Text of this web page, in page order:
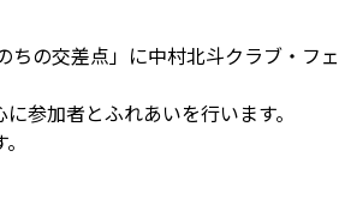
の交差点」に中村北斗クラブ・フェ
参加者とふれあいを行います。